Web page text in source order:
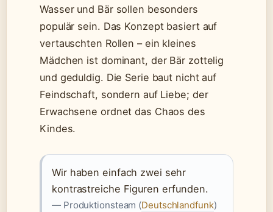
Wasser und Bär sollen besonders
populär sein. Das Konzept basiert auf
vertauschten Rollen – ein kleines
Mädchen ist dominant, der Bär zottelig
und geduldig. Die Serie baut nicht auf
Feindschaft, sondern auf Liebe; der
Erwachsene ordnet das Chaos des
Kindes.
Wir haben einfach zwei sehr
kontrastreiche Figuren erfunden.
— Produktionsteam (Deutschlandfunk)